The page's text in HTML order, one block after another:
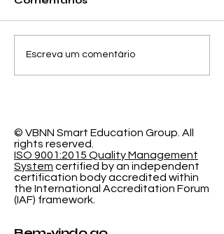
Avanços na
Modelagem
Classificação
Escreva um comentário
© VBNN Smart Education Group. All
rights reserved.
ISO 9001:2015 Quality Management
System certified by an independent
certification body accredited within
the International Accreditation Forum
(IAF) framework.